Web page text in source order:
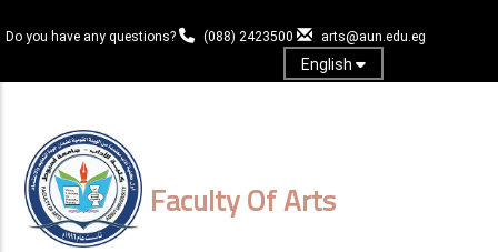
to
content
Do you have any questions? (088) 2423500 arts@aun.edu.eg
English
Faculty Of Arts